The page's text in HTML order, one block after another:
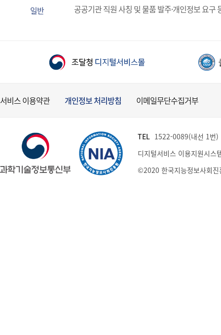
일반 공공기관 직원 사칭 및 물품 발주·개인정보 요구
서비스 이용약관 개인정보 처리방침 이메일무단수집거부
TEL 1522-0089(내선 1번
디지털서비스 이용지원시스
©2020 한국지능정보사회진